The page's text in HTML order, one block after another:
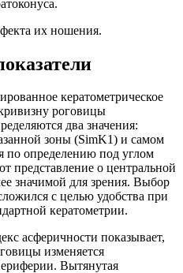
их ношения.
кератометрическое
роговицы
два значения:
зоны (SimK1) и самом
по определению под углом
представление о центральной
значимой для зрения. Выбор
с целью удобства при
кератометрии.
асферичности показывает,
изменяется
Вытянутая